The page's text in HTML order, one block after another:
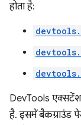
होता है:
DevTools
है. इसमें बैकग्राउंड